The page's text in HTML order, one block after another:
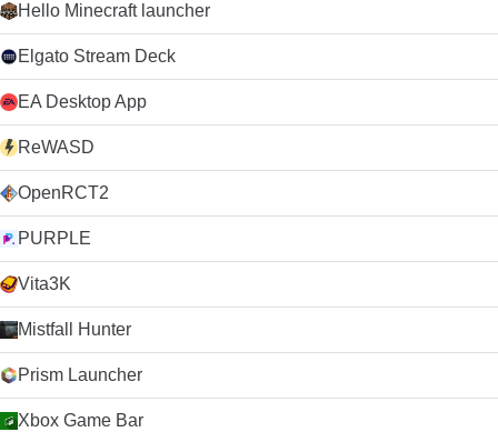
Hello Minecraft launcher
Elgato Stream Deck
EA Desktop App
ReWASD
OpenRCT2
PURPLE
Vita3K
Mistfall Hunter
Prism Launcher
Xbox Game Bar